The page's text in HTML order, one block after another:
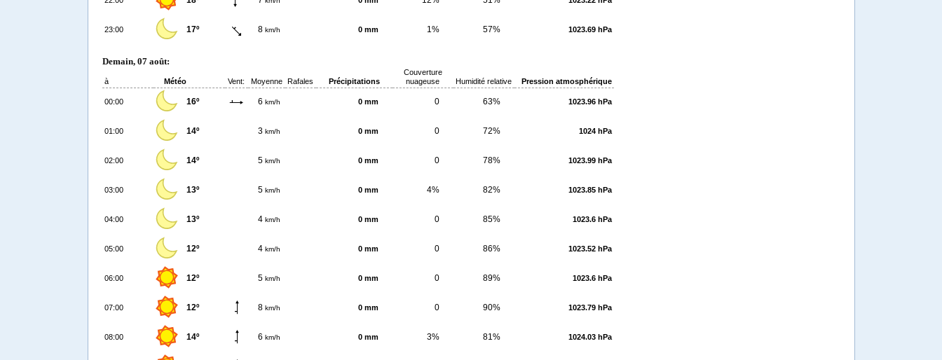
23:00 17º 8 km/h 0 mm 1% 57% 1023.69 hPa
Demain, 07 août:
à Météo Vent: Moyenne Rafales Précipitations
Couverture
nuageuse
Humidité relative Pression atmosphérique
00:00 16º 6 km/h 0 mm 0 63% 1023.96 hPa
01:00 14º 3 km/h 0 mm 0 72% 1024 hPa
02:00 14º 5 km/h 0 mm 0 78% 1023.99 hPa
03:00 13º 5 km/h 0 mm 4% 82% 1023.85 hPa
04:00 13º 4 km/h 0 mm 0 85% 1023.6 hPa
05:00 12º 4 km/h 0 mm 0 86% 1023.52 hPa
06:00 12º 5 km/h 0 mm 0 89% 1023.6 hPa
07:00 12º 8 km/h 0 mm 0 90% 1023.79 hPa
08:00 14º 6 km/h 0 mm 3% 81% 1024.03 hPa